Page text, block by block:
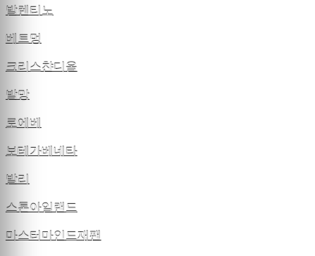
발렌티노
베트멍
크리스챤디올
발망
로에베
보테가베네타
발리
스톤아일랜드
마스터마인드재팬